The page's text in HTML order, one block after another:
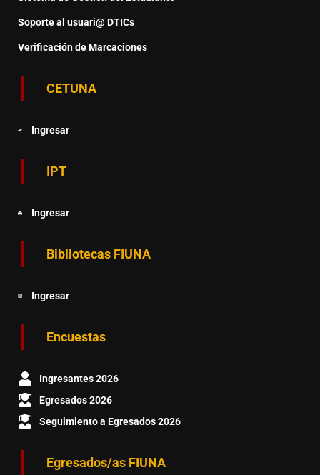
Soporte al usuari@ DTICs
Verificación de Marcaciones
CETUNA
Ingresar
IPT
Ingresar
Bibliotecas FIUNA
Ingresar
Encuestas
Ingresantes 2026
Egresados 2026
Seguimiento a Egresados 2026
Egresados/as FIUNA